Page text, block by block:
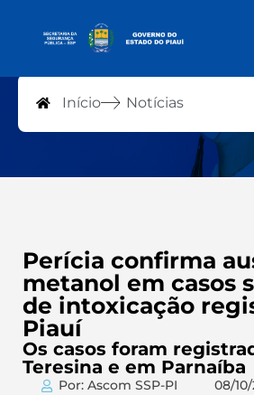
Notícias
Início Notícias
Perícia confirma
metanol em casos
de intoxicação
Piauí
Os casos foram
Teresina e em Parnaíba
Por: Ascom SSP-PI 08/